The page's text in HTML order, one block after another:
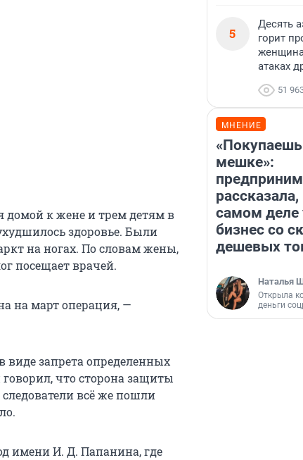
домой к жене и трем детям в
здоровье. Были
на ногах. По словам жены,
посещает врачей.
на март операция, —
виде запрета определенных
что сторона защиты
всё же пошли
имени И. Д. Папанина, где
5
Десять
горит
атаках
51
МНЕНИЕ
мешке»:
самом деле
бизнес со
дешевых
Наталья
Открыла
деньги